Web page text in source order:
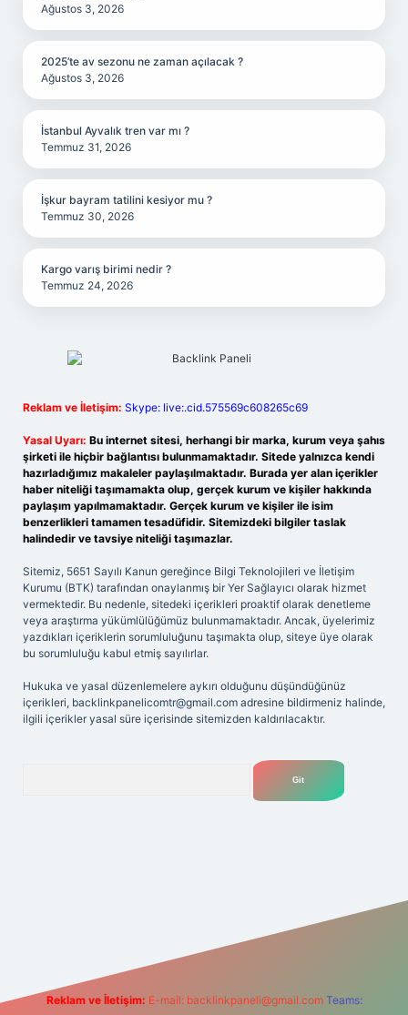
Ağustos 3, 2026
2025’te av sezonu ne zaman açılacak ?
Ağustos 3, 2026
İstanbul Ayvalık tren var mı ?
Temmuz 31, 2026
İşkur bayram tatilini kesiyor mu ?
Temmuz 30, 2026
Kargo varış birimi nedir ?
Temmuz 24, 2026
Reklam ve İletişim: Skype: live:.cid.575569c608265c69
Yasal Uyarı: Bu internet sitesi, herhangi bir marka, kurum veya şahıs
şirketi ile hiçbir bağlantısı bulunmamaktadır. Sitede yalnızca kendi
hazırladığımız makaleler paylaşılmaktadır. Burada yer alan içerikler
haber niteliği taşımamakta olup, gerçek kurum ve kişiler hakkında
paylaşım yapılmamaktadır. Gerçek kurum ve kişiler ile isim
benzerlikleri tamamen tesadüfidir. Sitemizdeki bilgiler taslak
halindedir ve tavsiye niteliği taşımazlar.
Sitemiz, 5651 Sayılı Kanun gereğince Bilgi Teknolojileri ve İletişim
Kurumu (BTK) tarafından onaylanmış bir Yer Sağlayıcı olarak hizmet
vermektedir. Bu nedenle, sitedeki içerikleri proaktif olarak denetleme
veya araştırma yükümlülüğümüz bulunmamaktadır. Ancak, üyelerimiz
yazdıkları içeriklerin sorumluluğunu taşımakta olup, siteye üye olarak
bu sorumluluğu kabul etmiş sayılırlar.
Hukuka ve yasal düzenlemelere aykırı olduğunu düşündüğünüz
içerikleri, backlinkpanelicomtr@gmail.com adresine bildirmeniz halinde,
ilgili içerikler yasal süre içerisinde sitemizden kaldırılacaktır.
Reklam ve İletişim: E-mail: backlinkpaneli@gmail.com Teams: